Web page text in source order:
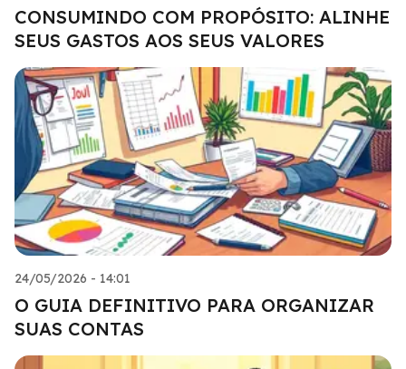
CONSUMINDO COM PROPÓSITO: ALINHE
SEUS GASTOS AOS SEUS VALORES
24/05/2026 - 14:01
O GUIA DEFINITIVO PARA ORGANIZAR
SUAS CONTAS